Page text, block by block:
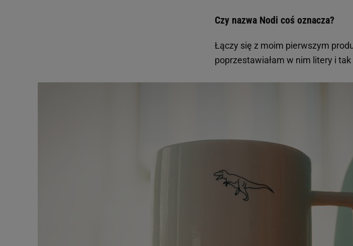
Czy nazwa Nodi coś oznacza?
Łączy się z moim pierwszym
poprzestawiałam w nim litery i